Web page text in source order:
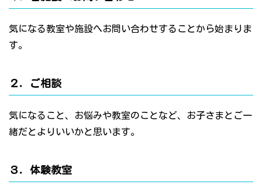
気になる教室や施設へお問い合わせすることから始まりま
す。
２．ご相談
気になること、お悩みや教室のことなど、お子さまとご一
緒だとよりいいかと思います。
３．体験教室